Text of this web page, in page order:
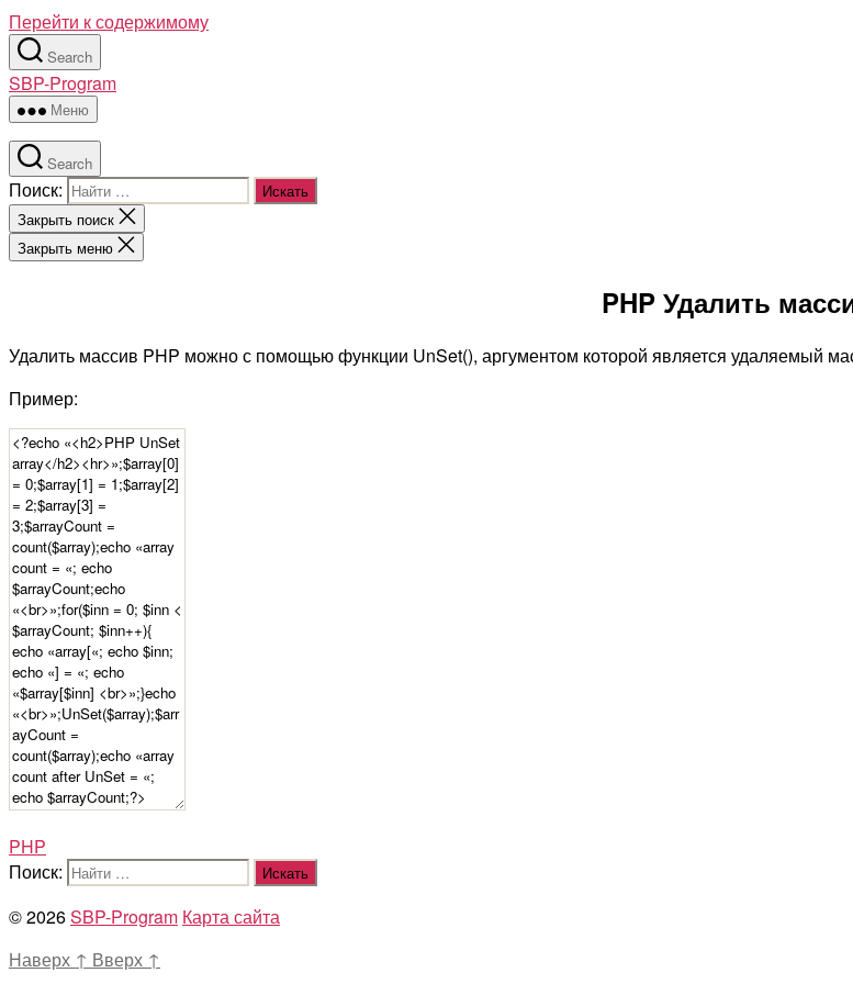
Перейти к содержимому
Search
SBP-Program
Меню
Search
Поиск:
Закрыть поиск
Закрыть меню
PHP Удалить
Удалить массив PHP можно с помощью функции UnSet(), аргументом которой является удаляемый
Пример:
PHP
Поиск:
© 2026SBP-Program Карта сайта
Наверх ↑ Вверх ↑